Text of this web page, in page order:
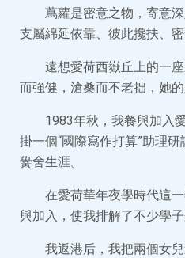
蔦蘿是密意之物，寄意
支屬綿延依靠、彼此攙扶、密
遠想愛荷西嶽丘上的一
而強健，滄桑而不老拙，她
1983年秋，我餐與加入
掛一個“國際寫作打算”助理
黌舍生涯。
在愛荷華年夜學時代這
與加入，使我排解了不少學
我返港后，我把兩個女